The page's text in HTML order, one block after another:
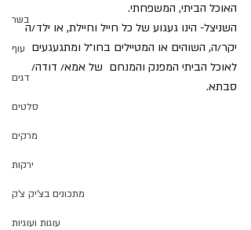
בשר
עוף
דגים
סלטים
מרקים
ירקות
מתכונים בצ'יק צ'ק
עוגות ועוגיות
האוכל הביתי, המשפחתי.
השניצל- הינו געגוע של כל חייל וחיילת, או ילד/ה
יקר/ה, השוהים או המטיילים בחו״ל ומתגעגעים
לאוכל הביתי המפנק והמנחם  של אמא/ דודה/
סבתא.